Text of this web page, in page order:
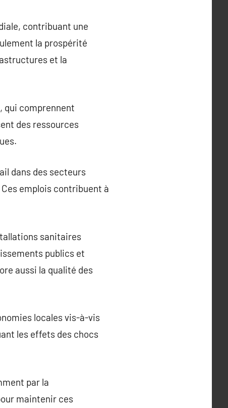
contribuant une
la prospérité
et la
qui comprennent
des ressources
dans des secteurs
emplois contribuent à
sanitaires
publics et
aussi la qualité des
locales vis-à-vis
les effets des chocs
par la
maintenir ces